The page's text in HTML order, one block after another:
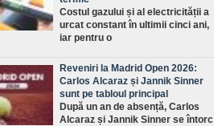
Costul gazului și al electricității a
urcat constant în ultimii cinci ani,
iar pentru o
Reveniri la Madrid Open 2026:
Carlos Alcaraz și Jannik Sinner
sunt pe tabloul principal
După un an de absență, Carlos
Alcaraz și Jannik Sinner se întorc